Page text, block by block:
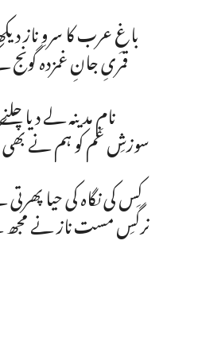
باغِ عرب کا سروِ ناز
قمریِ جانِ غمزدہ
نامِ مدینہ لے دیا
سوزشِ غم کو ہم نے بھی
کِس کی نگاہ کی حیا
نرگسِ مست ناز نے مجھ